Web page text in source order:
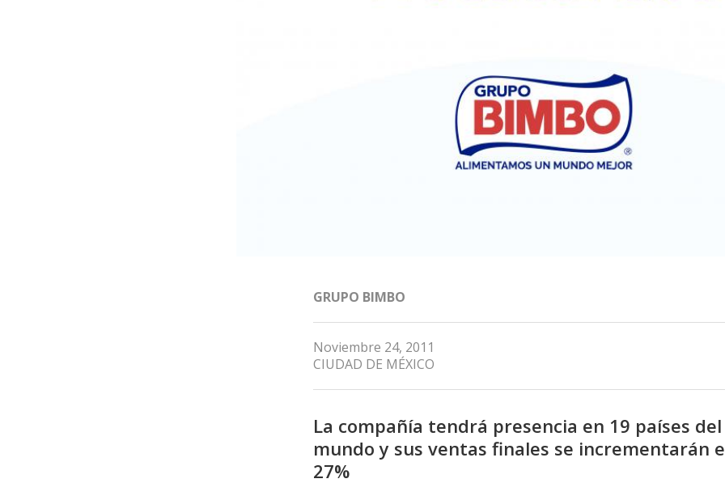
GRUPO BIMBO
Noviembre 24, 2011
CIUDAD DE MÉXICO
La compañía tendrá presencia en 19 países del
mundo y sus ventas finales se incrementarán
27%